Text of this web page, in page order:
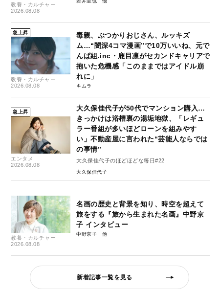
教養・カルチャー
2026.08.08
急上昇
教養・カルチャー
2026.08.08
毒親、ぶつかりおじさん、ルッキズ
ム…“闇深4コマ漫画”で10万いいね、元で
んぱ組.inc・鹿目凛がセカンドキャリアで
抱いた危機感「このままではアイドル崩
れに」
キムラ
急上昇
エンタメ
2026.08.08
大久保佳代子が50代でマンション購入…
きっかけは浴槽裏の湯垢地獄、「レギュ
ラー番組が多いほどローンを組みやす
い」不動産屋に言われた“芸能人ならでは
の事情”
大久保佳代子のほどほどな毎日#22
大久保佳代子
教養・カルチャー
2026.08.08
名画の歴史と背景を知り、時空を超えて
旅をする『旅から生まれた名画』中野京
子 インタビュー
中野京子
新着記事一覧を見る